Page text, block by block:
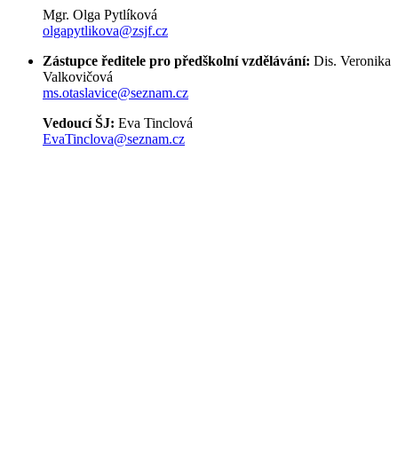
Mgr. Olga Pytlíková
olgapytlikova@zsjf.cz
Zástupce ředitele pro předškolní vzdělávání: Dis. Veronika
Valkovičová
ms.otaslavice@seznam.cz
Vedoucí ŠJ: Eva Tinclová
EvaTinclova@seznam.cz